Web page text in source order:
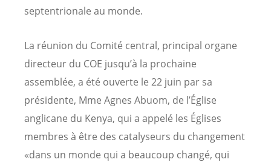
septentrionale au monde.
La réunion du Comité central, principal organe
directeur du COE jusqu’à la prochaine
assemblée, a été ouverte le 22 juin par sa
présidente, Mme Agnes Abuom, de l’Église
anglicane du Kenya, qui a appelé les Églises
membres à être des catalyseurs du changement
«dans un monde qui a beaucoup changé, qui